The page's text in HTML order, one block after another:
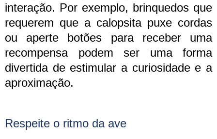
interação. Por exemplo, brinquedos que
requerem que a calopsita puxe cordas
ou aperte botões para receber uma
recompensa podem ser uma forma
divertida de estimular a curiosidade e a
aproximação.
Respeite o ritmo da ave